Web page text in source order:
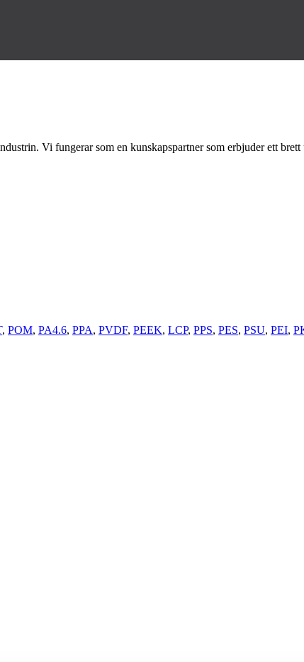
Vi fungerar som en kunskapspartner som erbjuder ett
, POM, PA4.6, PPA, PVDF, PEEK, LCP, PPS, PES, PSU, PEI,